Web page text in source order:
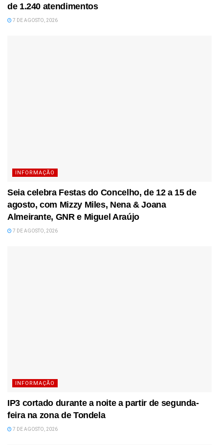
de 1.240 atendimentos
7 DE AGOSTO, 2026
INFORMAÇÃO
Seia celebra Festas do Concelho, de 12 a 15 de
agosto, com Mizzy Miles, Nena & Joana
Almeirante, GNR e Miguel Araújo
7 DE AGOSTO, 2026
INFORMAÇÃO
IP3 cortado durante a noite a partir de segunda-
feira na zona de Tondela
7 DE AGOSTO, 2026